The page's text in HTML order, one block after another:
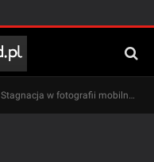
Stagnacja w fotografii mobilnej? Jaka stagnacja?!